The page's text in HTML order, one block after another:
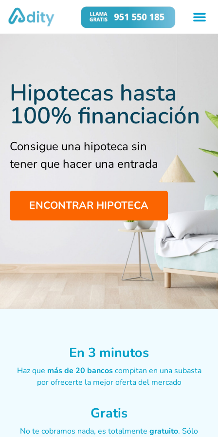
Hipotecas hasta
100% financiación
Consigue una hipoteca sin
tener que hacer una entrada
ENCONTRAR HIPOTECA
En 3 minutos
Haz que más de 20 bancoscompitan en una subasta
por ofrecerte la mejor oferta del mercado
Gratis
No te cobramos nada, es totalmente gratuito. Sólo